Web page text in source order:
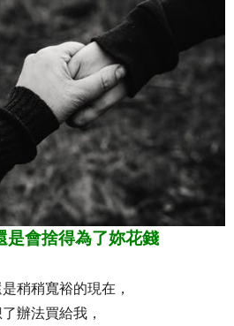
是會捨得為了妳花錢
稍稍寬裕的現在，
辦法買給我，